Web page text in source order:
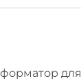
для